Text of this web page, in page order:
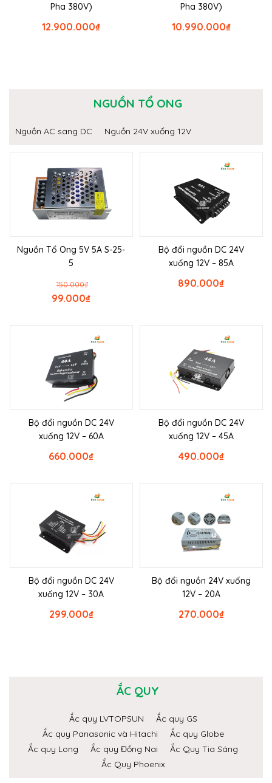
Pha 380V)
₫
12.900.000
Pha 380V)
₫
10.990.000
NGUỒN TỔ ONG
Nguồn AC sang DC Nguồn 24V xuống 12V
Nguồn Tổ Ong 5V 5A S-25-
5
₫
150.000
₫
99.000
Bộ đổi nguồn DC 24V
xuống 12V – 85A
₫
890.000
Bộ đổi nguồn DC 24V
xuống 12V – 60A
₫
660.000
Bộ đổi nguồn DC 24V
xuống 12V – 45A
₫
490.000
Bộ đổi nguồn DC 24V
xuống 12V – 30A
₫
299.000
Bộ đổi nguồn 24V xuống
12V – 20A
₫
270.000
ẮC QUY
Ắc quy LVTOPSUN
Ắc quy GS
Ắc quy Panasonic và Hitachi
Ắc quy Globe
Ắc quy Long
Ắc quy Đồng Nai
Ắc Quy Tia Sáng
Ắc Quy Phoenix